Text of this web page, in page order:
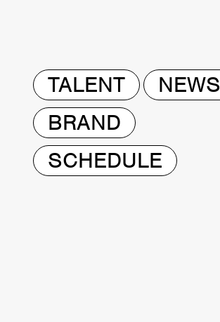
TALENT
NEWS
BRAND
SCHEDULE